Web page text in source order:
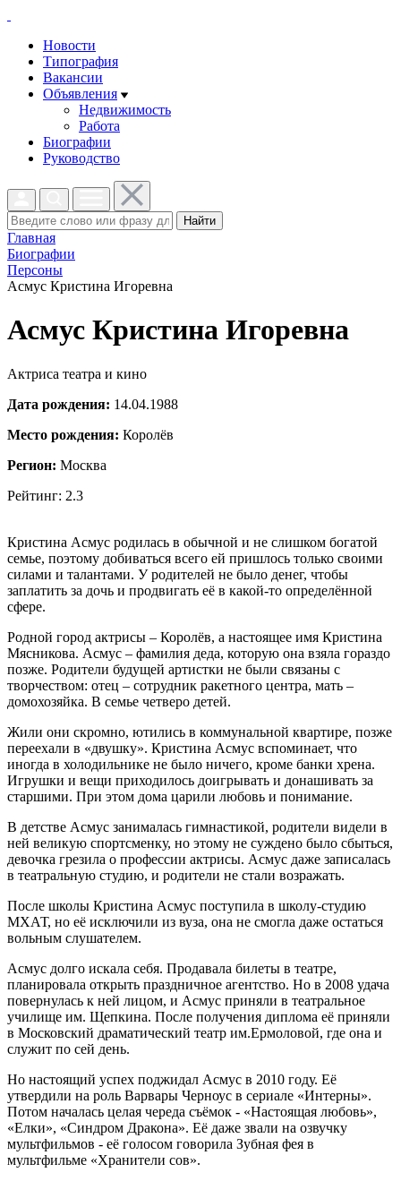
Новости
Типография
Вакансии
Объявления
Недвижимость
Работа
Биографии
Руководство
Найти
Главная
Биографии
Персоны
Асмус Кристина Игоревна
Асмус Кристина Игоревна
Актриса театра и кино
Дата рождения: 14.04.1988
Место рождения: Королёв
Регион: Москва
Рейтинг: 2.3
Кристина Асмус родилась в обычной и не слишком богатой
семье, поэтому добиваться всего ей пришлось только своими
силами и талантами. У родителей не было денег, чтобы
заплатить за дочь и продвигать её в какой-то определённой
сфере.
Родной город актрисы – Королёв, а настоящее имя Кристина
Мясникова. Асмус – фамилия деда, которую она взяла гораздо
позже. Родители будущей артистки не были связаны с
творчеством: отец – сотрудник ракетного центра, мать –
домохозяйка. В семье четверо детей.
Жили они скромно, ютились в коммунальной квартире, позже
переехали в «двушку». Кристина Асмус вспоминает, что
иногда в холодильнике не было ничего, кроме банки хрена.
Игрушки и вещи приходилось доигрывать и донашивать за
старшими. При этом дома царили любовь и понимание.
В детстве Асмус занималась гимнастикой, родители видели в
ней великую спортсменку, но этому не суждено было сбыться,
девочка грезила о профессии актрисы. Асмус даже записалась
в театральную студию, и родители не стали возражать.
После школы Кристина Асмус поступила в школу-студию
МХАТ, но её исключили из вуза, она не смогла даже остаться
вольным слушателем.
Асмус долго искала себя. Продавала билеты в театре,
планировала открыть праздничное агентство. Но в 2008 удача
повернулась к ней лицом, и Асмус приняли в театральное
училище им. Щепкина. После получения диплома её приняли
в Московский драматический театр им.Ермоловой, где она и
служит по сей день.
Но настоящий успех поджидал Асмус в 2010 году. Её
утвердили на роль Варвары Черноус в сериале «Интерны».
Потом началась целая череда съёмок - «Настоящая любовь»,
«Елки», «Синдром Дракона». Её даже звали на озвучку
мультфильмов - её голосом говорила Зубная фея в
мультфильме «Хранители сов».